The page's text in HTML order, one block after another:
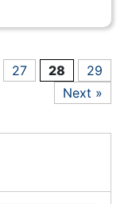
27 28
29
Next »